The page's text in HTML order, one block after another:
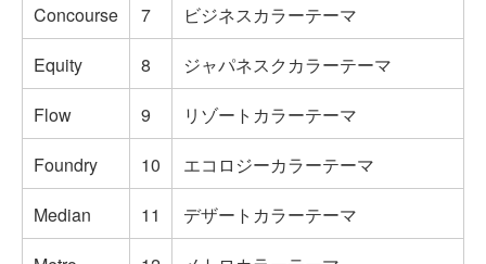
Concourse
7
ビジネスカラーテーマ
Equity
8
ジャパネスクカラーテーマ
Flow
9
リゾートカラーテーマ
Foundry
10
エコロジーカラーテーマ
Median
11
デザートカラーテーマ